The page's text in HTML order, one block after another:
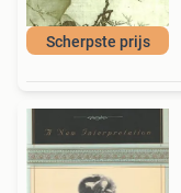
Scherpste prijs